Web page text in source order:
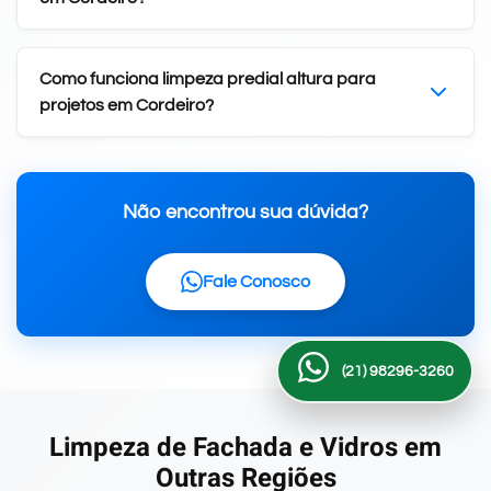
Como funciona limpeza predial altura para
projetos em Cordeiro?
Não encontrou sua dúvida?
Fale Conosco
Limpeza de Fachada e Vidros em
Outras Regiões
(21) 98296-3260